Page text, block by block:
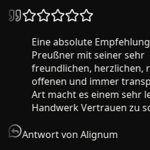
Eine absolute
Preußner mit seiner sehr
freundlichen, herzlichen,
offenen und immer
Art macht es einem sehr
Handwerk Vertrauen zu
Antwort von Alignum